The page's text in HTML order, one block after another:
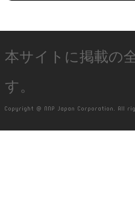
本サイトに掲載の
す。